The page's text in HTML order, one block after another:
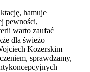
hamuje
pewności,
warto zaufać
dla świeżo
Kozerskim –
sprawdzamy,